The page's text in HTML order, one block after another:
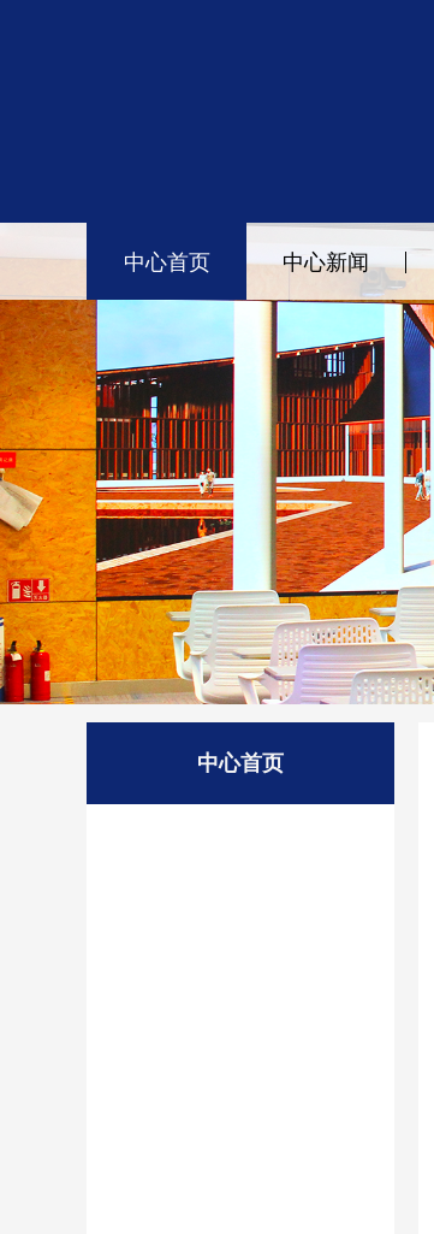
中心首页 中心新闻
中心首页